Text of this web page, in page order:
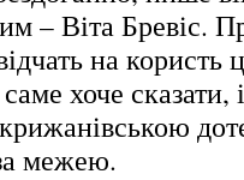
– Віта Бревіс.
на
хоче сказати,
крижанівською
межею.